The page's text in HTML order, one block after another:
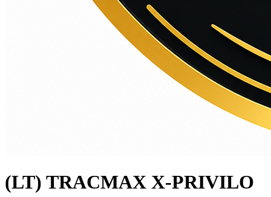
(LT) TRACMAX X-PRIVILO